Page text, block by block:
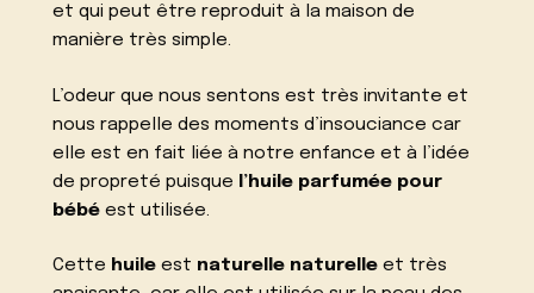
et qui peut être reproduit à la maison de
manière très simple.
L’odeur que nous sentons est très invitante et
nous rappelle des moments d’insouciance car
elle est en fait liée à notre enfance et à l’idée
de propreté puisque
l’huile parfumée pour
bébé est utilisée.
Cette huile est naturelle naturelle et très